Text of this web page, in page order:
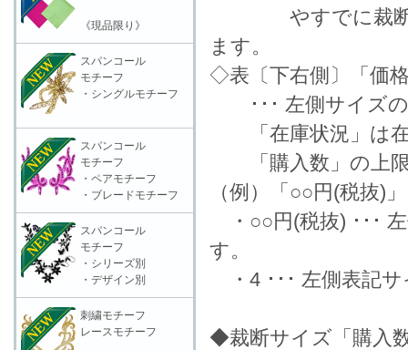
やすでに裁断済
ます。
◇表〔下右側〕「価
･･･ 左側サイズの
「在庫状況」は在
「購入数」の上限
（例）「○○円(税抜)
・○○円(税抜) ･･･
す。
・4 ･･･ 左側表記
◆裁断サイズ「購入
《現品限り》
スパンコール
モチーフ
・シングルモチーフ
スパンコール
モチーフ
・ペアモチーフ
・ブレードモチーフ
スパンコール
モチーフ
・シリーズ別
・デザイン別
刺繍モチーフ
レースモチーフ